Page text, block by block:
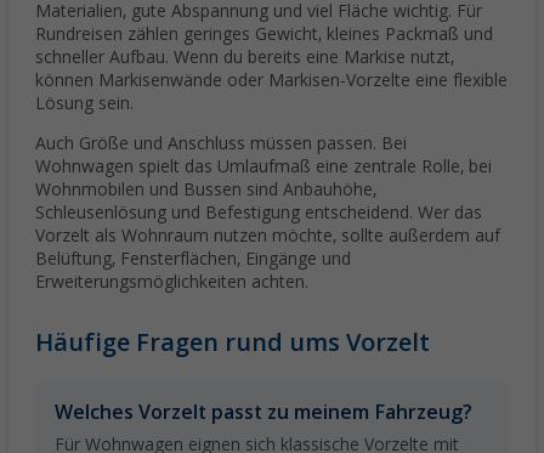
Materialien, gute Abspannung und viel Fläche wichtig. Für
Rundreisen zählen geringes Gewicht, kleines Packmaß und
schneller Aufbau. Wenn du bereits eine Markise nutzt,
können Markisenwände oder Markisen-Vorzelte eine flexible
Lösung sein.
Auch Größe und Anschluss müssen passen. Bei
Wohnwagen spielt das Umlaufmaß eine zentrale Rolle, bei
Wohnmobilen und Bussen sind Anbauhöhe,
Schleusenlösung und Befestigung entscheidend. Wer das
Vorzelt als Wohnraum nutzen möchte, sollte außerdem auf
Belüftung, Fensterflächen, Eingänge und
Erweiterungsmöglichkeiten achten.
Häufige Fragen rund ums Vorzelt
Welches Vorzelt passt zu meinem Fahrzeug?
Für Wohnwagen eignen sich klassische Vorzelte mit